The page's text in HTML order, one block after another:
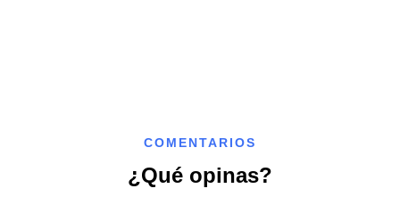
COMENTARIOS
¿Qué opinas?